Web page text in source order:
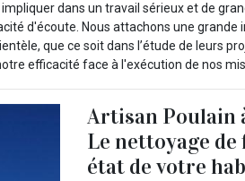
dans un travail sérieux et de
d'écoute. Nous attachons une grande
que ce soit dans l’étude de leurs
efficacité face à l'exécution de nos
Artisan Poulain
Le nettoyage
état de votre